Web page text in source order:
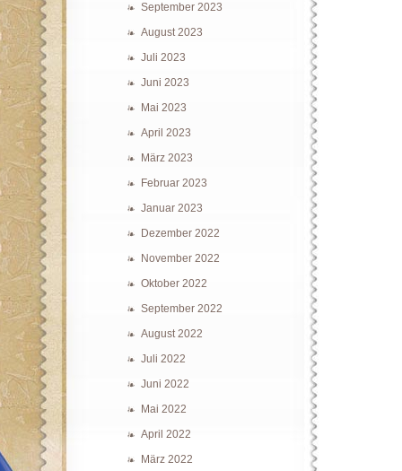
September 2023
August 2023
Juli 2023
Juni 2023
Mai 2023
April 2023
März 2023
Februar 2023
Januar 2023
Dezember 2022
November 2022
Oktober 2022
September 2022
August 2022
Juli 2022
Juni 2022
Mai 2022
April 2022
März 2022